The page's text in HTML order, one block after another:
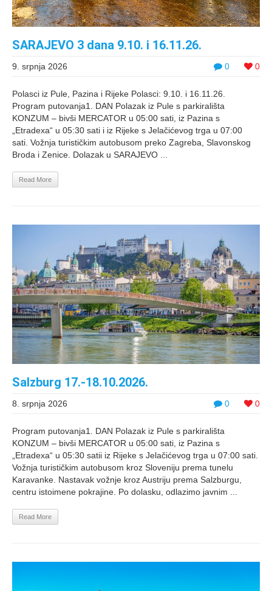
SARAJEVO 3 dana 9.10. i 16.11.26.
0 0
9. srpnja 2026
Polasci iz Pule, Pazina i Rijeke Polasci: 9.10. i 16.11.26.
Program putovanja1. DAN Polazak iz Pule s parkirališta
KONZUM – bivši MERCATOR u 05:00 sati, iz Pazina s
„Etradexa“ u 05:30 sati i iz Rijeke s Jelačićevog trga u 07:00
sati. Vožnja turističkim autobusom preko Zagreba, Slavonskog
Broda i Zenice. Dolazak u SARAJEVO ...
Read More
Salzburg 17.-18.10.2026.
0 0
8. srpnja 2026
Program putovanja1. DAN Polazak iz Pule s parkirališta
KONZUM – bivši MERCATOR u 05:00 sati, iz Pazina s
„Etradexa“ u 05:30 satii iz Rijeke s Jelačićevog trga u 07:00 sati.
Vožnja turističkim autobusom kroz Sloveniju prema tunelu
Karavanke. Nastavak vožnje kroz Austriju prema Salzburgu,
centru istoimene pokrajine. Po dolasku, odlazimo javnim ...
Read More